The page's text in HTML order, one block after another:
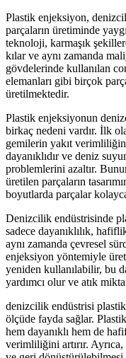
Plastik enjeksiyon,
parçaların üretiminde
teknoloji, karmaşık
kılar ve aynı zamanda
gövdelerinde kullanılan
elemanları gibi birçok
üretilmektedir.
Plastik enjeksiyonun
birkaç nedeni vardır. İlk
gemilerin yakıt
dayanıklıdır ve deniz
problemlerini azaltır.
üretilen parçaların
boyutlarda parçalar
Denizcilik endüstrisinde
sadece dayanıklılık,
aynı zamanda çevresel
enjeksiyon yöntemiyle
yeniden kullanılabilir, bu
yardımcı olur ve atık
denizcilik endüstrisi
ölçüde fayda sağlar.
hem dayanıklı hem de
verimliliğini artırır.